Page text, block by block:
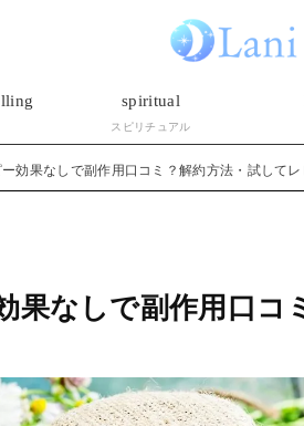
spiritual
スピリチュアル
効果なしで副作用口コミ？解約方法・試してレ
果なしで副作用口コ